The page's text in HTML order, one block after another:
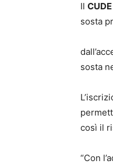
Il CUDE
sosta
sosta
così il
“Con